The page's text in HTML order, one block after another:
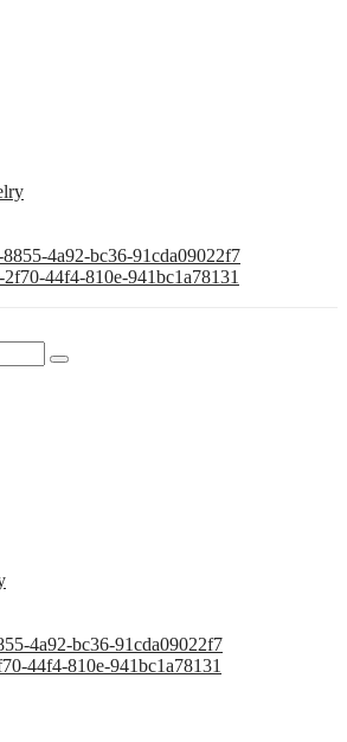
8855-4a92-bc36-91cda09022f7
44f4-810e-941bc1a78131
4a92-bc36-91cda09022f7
44f4-810e-941bc1a78131